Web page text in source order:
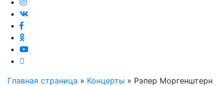
Главная страница » Концерты » Рэпер Моргенштерн